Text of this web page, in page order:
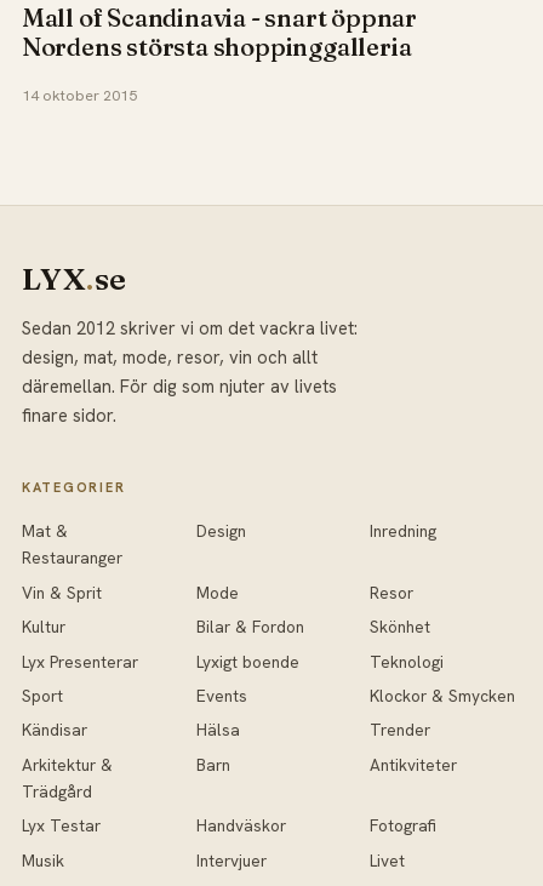
Mall of Scandinavia - snart öppnar
Nordens största shoppinggalleria
14 oktober 2015
LYX.se
Sedan 2012 skriver vi om det vackra livet:
design, mat, mode, resor, vin och allt
däremellan. För dig som njuter av livets
finare sidor.
KATEGORIER
Mat &
Restauranger
Design Inredning
Vin & Sprit Mode
Resor
Kultur
Bilar & Fordon
Skönhet
Lyx Presenterar
Lyxigt boende
Teknologi
Sport
Events
Klockor & Smycken
Kändisar
Hälsa
Trender
Arkitektur &
Trädgård
Barn Antikviteter
Lyx Testar Handväskor
Fotografi
Musik
Intervjuer
Livet